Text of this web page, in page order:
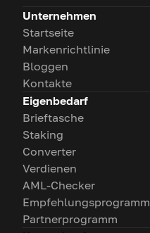
Unternehmen
Startseite
Markenrichtlinie
Bloggen
Kontakte
Eigenbedarf
Brieftasche
Staking
Converter
Verdienen
AML-Checker
Empfehlungsprogramm
Partnerprogramm